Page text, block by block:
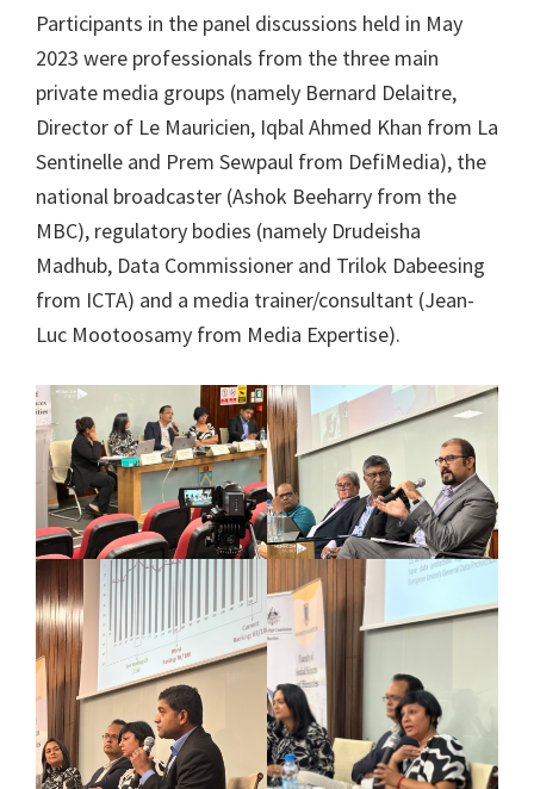
Participants in the panel discussions held in May
2023 were professionals from the three main
private media groups (namely Bernard Delaitre,
Director of Le Mauricien, Iqbal Ahmed Khan from La
Sentinelle and Prem Sewpaul from DefiMedia), the
national broadcaster (Ashok Beeharry from the
MBC), regulatory bodies (namely Drudeisha
Madhub, Data Commissioner and Trilok Dabeesing
from ICTA) and a media trainer/consultant (Jean-
Luc Mootoosamy from Media Expertise).